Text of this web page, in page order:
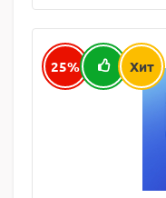
25% Хит